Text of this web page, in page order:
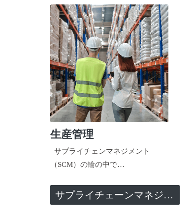
生産管理
サプライチェンマネジメント
（SCM）の輪の中で…
サプライチェーンマネジメント